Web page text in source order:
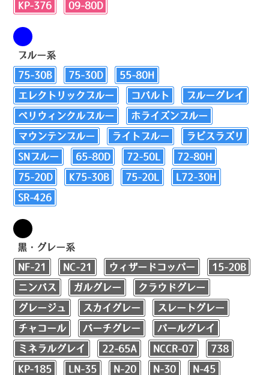
KP-376 09-80D
ブルー系
75-30B 75-30D 55-80H
エレクトリックブルー コバルト ブルーグレイ
ペリウィンクルブルー ホライズンブルー
マウンテンブルー ライトブルー ラピスラズリ
SNブルー 65-80D 72-50L 72-80H
75-20D K75-30B 75-20L L72-30H
SR-426
黒・グレー系
NF-21 NC-21 ウィザードコッパー 15-20B
ニンバス ガルグレー クラウドグレー
グレージュ スカイグレー スレートグレー
チャコール バーチグレー パールグレイ
ミネラルグレイ 22-65A NCCR-07 738
KP-185 LN-35 N-20 N-30 N-45